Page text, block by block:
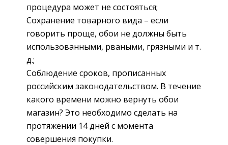
процедура может не состояться;
Сохранение товарного вида – если
говорить проще, обои не должны быть
использованными, рваными, грязными и т.
д.;
Соблюдение сроков, прописанных
российским законодательством. В течение
какого времени можно вернуть обои
магазин? Это необходимо сделать на
протяжении 14 дней с момента
совершения покупки.